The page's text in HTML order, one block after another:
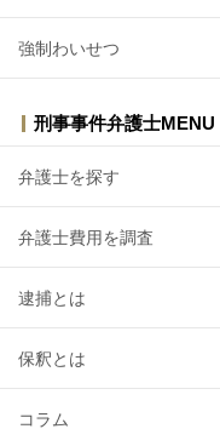
強制わいせつ
刑事事件弁護士MENU
弁護士を探す
弁護士費用を調査
逮捕とは
保釈とは
コラム